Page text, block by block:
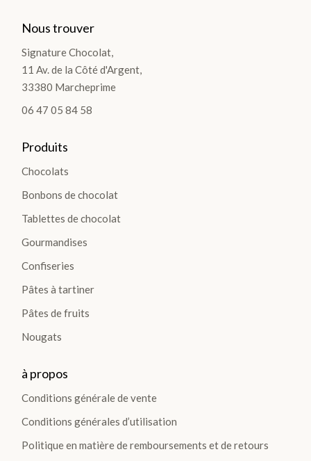
Nous trouver
Signature Chocolat,
11 Av. de la Côté d'Argent,
33380 Marcheprime
06 47 05 84 58
Produits
Chocolats
Bonbons de chocolat
Tablettes de chocolat
Gourmandises
Confiseries
Pâtes à tartiner
Pâtes de fruits
Nougats
à propos
Conditions générale de vente
Conditions générales d’utilisation
Politique en matière de remboursements et de retours